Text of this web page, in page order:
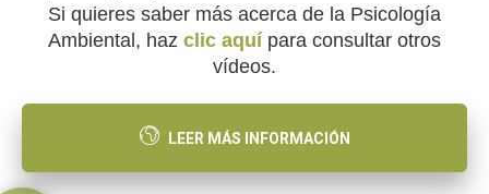
Si quieres saber más acerca de la Psicología
Ambiental, haz clic aquí para consultar otros
vídeos.
LEER MÁS INFORMACIÓN